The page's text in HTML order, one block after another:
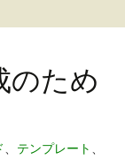
のため
テンプレート